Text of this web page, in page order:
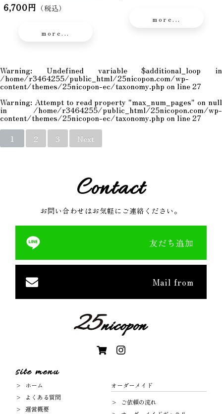
6,700円 （税込）
more...
more...
Warning: Undefined variable $additional_loop in
/home/r3464255/public_html/25nicopon.com/wp-
content/themes/25nicopon-ec/taxonomy.php on line27
Warning: Attempt to read property "max_num_pages" on null
in /home/r3464255/public_html/25nicopon.com/wp-
content/themes/25nicopon-ec/taxonomy.php on line27
1
2 3 Next
Contact
お問い合わせはお気軽にご連絡ください。
友だち追加
Mail from
site menu
ホーム
よくある質問
運営概要
オーダーメイド
ご依頼の流れ